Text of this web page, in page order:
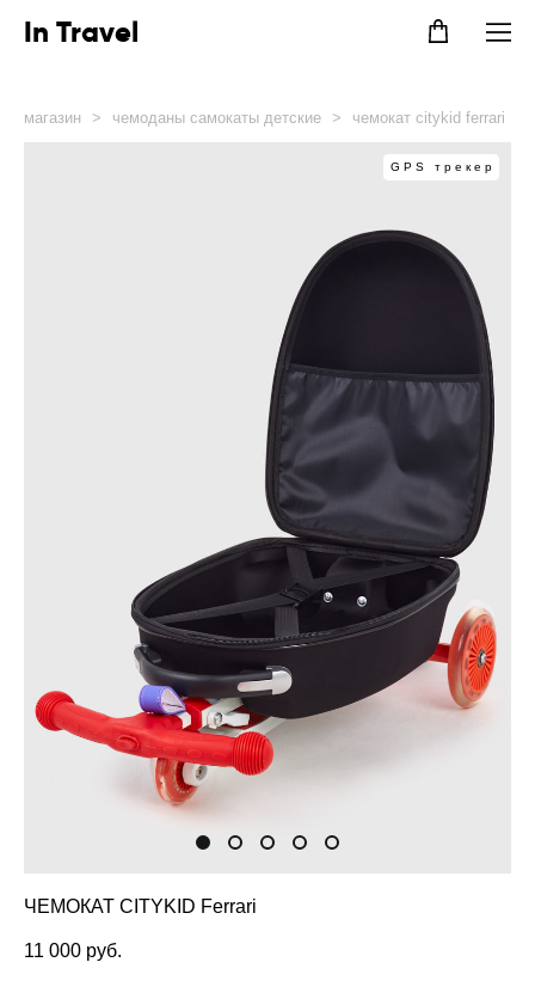
In Travel
магазин > чемоданы самокаты детские > чемокат citykid ferrari
GPS трекер
ЧЕМОКАТ CITYKID Ferrari
11 000 pуб.